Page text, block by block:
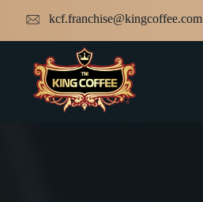
kcf.franchise@kingcoffee.com